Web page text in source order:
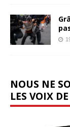
NOUS NE
LES VOIX